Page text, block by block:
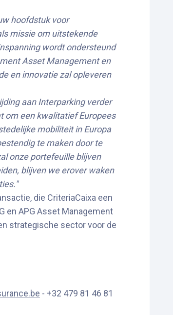
hoofdstuk voor
missie om uitstekende
wordt ondersteund
Asset Management en
en innovatie zal opleveren
aan Interparking verder
om een kwalitatief Europees
mobiliteit in Europa
te maken door te
onze portefeuille blijven
blijven we erover waken
die CriteriaCaixa een
en APG Asset Management
strategische sector voor de
- +32 479 81 46 81